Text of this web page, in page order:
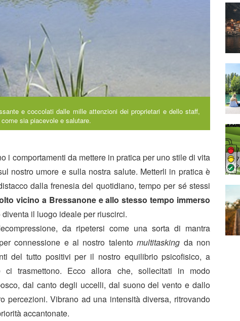
e coccolati dalle mille attenzioni dei proprietari e dello staff,
sia piacevole e salutare.
i comportamenti da mettere in pratica per uno stile di vita
nostro umore e sulla nostra salute. Metterli in pratica è
dalla frenesia del quotidiano, tempo per sé stessi
vicino a Bressanone e allo stesso tempo immerso
diventa il luogo ideale per riuscirci.
da ripetersi come una sorta di mantra
connessione e al nostro talentomultitasking da non
del tutto positivi per il nostro equilibrio psicofisico, a
trasmettono. Ecco allora che, sollecitati in modo
dal canto degli uccelli, dal suono del vento e dallo
percezioni. Vibrano ad una intensità diversa, ritrovando
accantonate.